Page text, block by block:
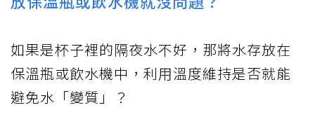
如果是杯子裡的隔夜水不好，那將水存放在
保溫瓶或飲水機中，利用溫度維持是否就能
避免水「變質」？